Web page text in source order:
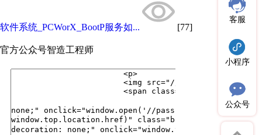
软件系统_PCWorX_BootP服务如... [77]
官方公众号智造工程师
客服
小程序
公众号